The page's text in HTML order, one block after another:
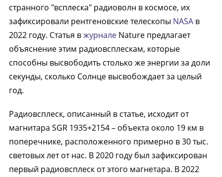
странного "всплеска" радиоволн в космосе, их
зафиксировали рентгеновские телескопы NASAв
2022 году. Статья вжурналеNature предлагает
объяснение этим радиовсплескам, которые
способны высвободить столько же энергии за доли
секунды, сколько Солнце высвобождает за целый
год.
Радиовсплеск, описанный в статье, исходит от
магнитара SGR 1935+2154 – объекта около 19 км в
поперечнике, расположенного примерно в 30 тыс.
световых лет от нас. В 2020 году был зафиксирован
первый радиовсплеск от этого магнетара. В 2022